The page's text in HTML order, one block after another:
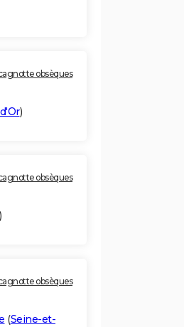
obsèques
)
obsèques
)
obsèques
(Seine-et-